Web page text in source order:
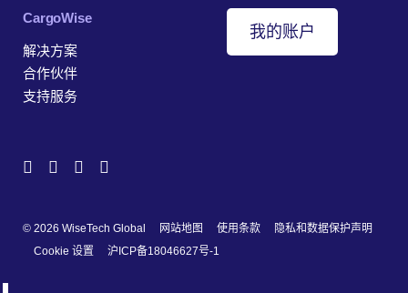
‎CargoWise
解决方案
合作伙伴
支持服务
我的账户
© 2026 WiseTech Global 网站地图 使用条款
隐私和数据保护声明
Cookie 设置
沪ICP备18046627号-1